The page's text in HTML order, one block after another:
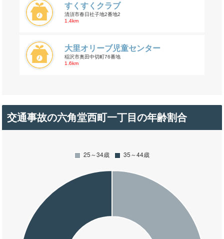
すくすくクラブ
清須市春日社子地2番地2
1.4km
大里オリーブ児童センター
稲沢市奥田中切町76番地
1.6km
交通事故の六角堂西町一丁目の年齢割合